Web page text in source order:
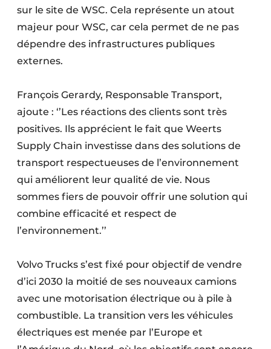
sur le site de WSC. Cela représente un atout
majeur pour WSC, car cela permet de ne pas
dépendre des infrastructures publiques
externes.
François Gerardy, Responsable Transport,
ajoute : ‘’Les réactions des clients sont très
positives. Ils apprécient le fait que Weerts
Supply Chain investisse dans des solutions de
transport respectueuses de l’environnement
qui améliorent leur qualité de vie. Nous
sommes fiers de pouvoir offrir une solution qui
combine efficacité et respect de
l’environnement.’’
Volvo Trucks s’est fixé pour objectif de vendre
d’ici 2030 la moitié de ses nouveaux camions
avec une motorisation électrique ou à pile à
combustible. La transition vers les véhicules
électriques est menée par l’Europe et